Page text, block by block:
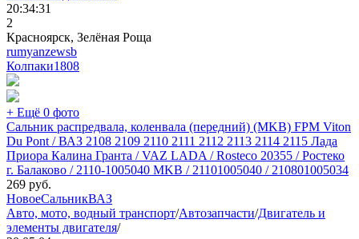
20:34:31
2
Красноярск, Зелёная Роща
rumyanzewsb
Колпаки1808
+ Ещё 0 фото
Сальник распредвала, коленвала (передний) (MKB) FPM Viton
Du Pont / ВАЗ 2108 2109 2110 2111 2112 2113 2114 2115 Лада
Приора Калина Гранта / VAZ LADA / Rosteco 20355 / Ростеко
г. Балаково / 2110-1005040 MKB / 21101005040 / 210801005034
269 руб.
НовоеСальникВАЗ
Авто, мото, водный транспорт/Автозапчасти/Двигатель и
элементы двигателя/